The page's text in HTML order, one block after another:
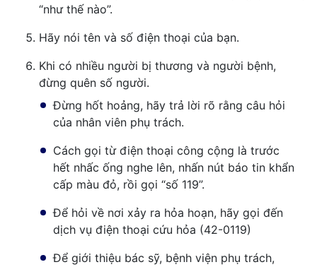
“như thế nào”.
Hãy nói tên và số điện thoại của bạn.
Khi có nhiều người bị thương và người bệnh,
đừng quên số người.
Đừng hốt hoảng, hãy trả lời rõ rằng câu hỏi
của nhân viên phụ trách.
Cách gọi từ điện thoại công cộng là trước
hết nhấc ống nghe lên, nhấn nút báo tin khẩn
cấp màu đỏ, rồi gọi “số 119”.
Để hỏi về nơi xảy ra hỏa hoạn, hãy gọi đến
dịch vụ điện thoại cứu hỏa (42-0119)
Để giới thiệu bác sỹ, bệnh viện phụ trách,